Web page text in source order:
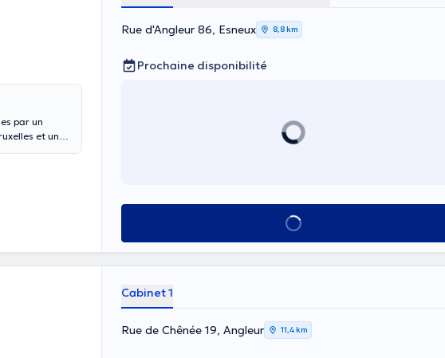
par un
et une
Sur les
sur
Rue d'Angleur 86, Esneux 8,8 km
Prochaine disponibilité
Voir tout
Cabinet 1
Rue de Chênée 19, Angleur 11,4 km